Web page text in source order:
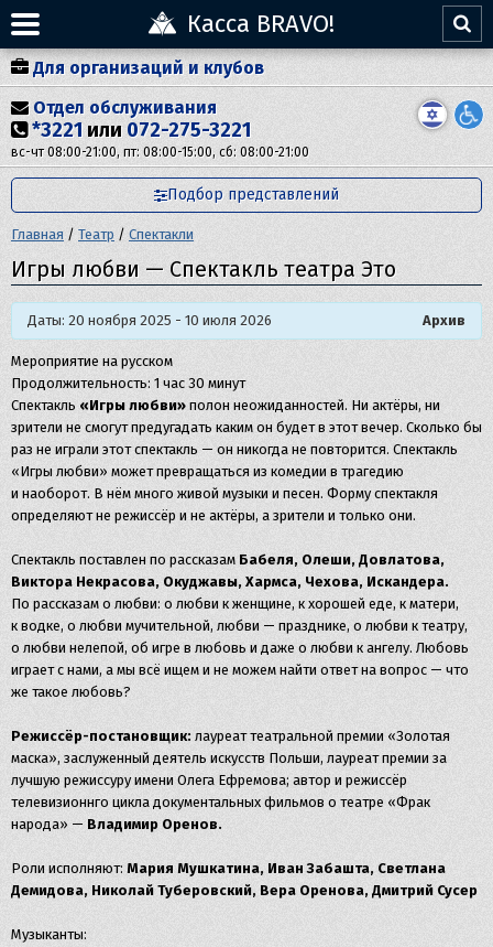
Касса BRAVO!
Для организаций и клубов
Отдел обслуживания
*3221 или 072-275-3221
вс-чт 08:00-21:00, пт: 08:00-15:00, сб: 08:00-21:00
Подбор представлений
Главная / Театр / Спектакли
Игры любви — Спектакль театра Это
Архив
Даты: 20 ноября 2025 - 10 июля 2026
Мероприятие на русском
Продолжительность: 1 час 30 минут
Спектакль «Игры любви» полон неожиданностей. Ни актёры, ни
зрители не смогут предугадать каким он будет в этот вечер. Сколько бы
раз не играли этот спектакль — он никогда не повторится. Спектакль
«Игры любви» может превращаться из комедии в трагедию
и наоборот. В нём много живой музыки и песен. Форму спектакля
определяют не режиссёр и не актёры, а зрители и только они.
Спектакль поставлен по рассказам Бабеля, Олеши, Довлатова,
Виктора Некрасова, Окуджавы, Хармса, Чехова, Искандера.
По рассказам о любви: о любви к женщине, к хорошей еде, к матери,
к водке, о любви мучительной, любви — празднике, о любви к театру,
о любви нелепой, об игре в любовь и даже о любви к ангелу. Любовь
играет с нами, а мы всё ищем и не можем найти ответ на вопрос — что
же такое любовь?
Режиссёр-постановщик: лауреат театральной премии «Золотая
маска», заслуженный деятель искусств Польши, лауреат премии за
лучшую режиссуру имени Олега Ефремова; автор и режиссёр
телевизионнго цикла документальных фильмов о театре «Фрак
народа» — Владимир Оренов.
Роли исполняют: Мария Мушкатина, Иван Забашта, Светлана
Демидова, Николай Туберовский, Вера Оренова, Дмитрий Сусер
Музыканты: